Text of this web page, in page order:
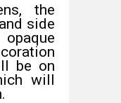
the
side
be on
will